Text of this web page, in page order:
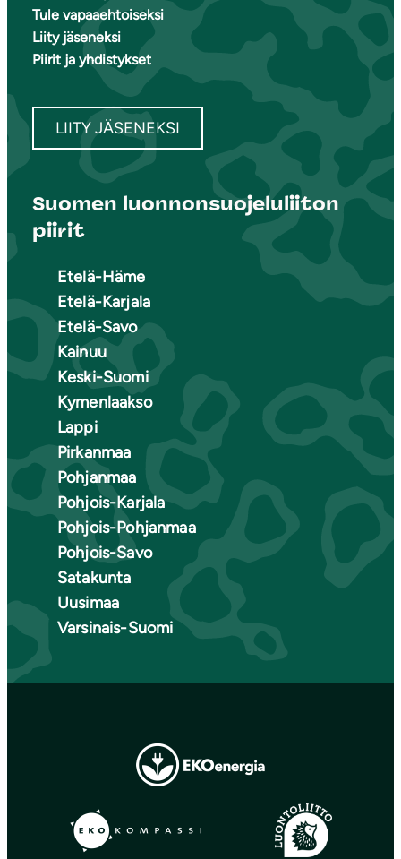
Tule vapaaehtoiseksi
Liity jäseneksi
Piirit ja yhdistykset
LIITY JÄSENEKSI
Suomen luonnonsuojeluliiton
piirit
Etelä-Häme
Etelä-Karjala
Etelä-Savo
Kainuu
Keski-Suomi
Kymenlaakso
Lappi
Pirkanmaa
Pohjanmaa
Pohjois-Karjala
Pohjois-Pohjanmaa
Pohjois-Savo
Satakunta
Uusimaa
Varsinais-Suomi